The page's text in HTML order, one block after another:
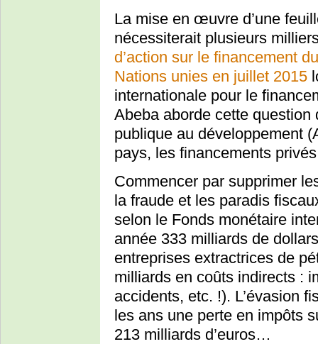
La mise en œuvre d’une
nécessiterait plusieurs
d’action sur le financement
Nations unies en juillet 2015
internationale pour le
Abeba aborde cette question
publique au développement
pays, les financements
Commencer par supprimer
la fraude et les paradis
selon le Fonds monétaire
année 333 milliards de
entreprises extractrices de
milliards en coûts indirects :
accidents, etc. !). L’évasion
les ans une perte en impôts
213 milliards d’euros…